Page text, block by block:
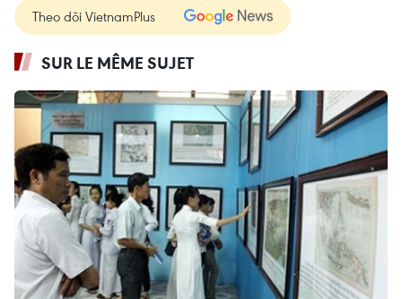
Theo dõi VietnamPlus
SUR LE MÊME SUJET